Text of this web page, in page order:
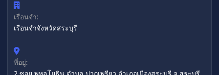
เรือนจำ:
เรือนจำจังหวัดสระบุรี
ที่อยู่: